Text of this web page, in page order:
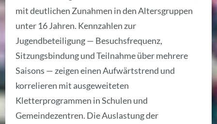
mit deutlichen Zunahmen in den Altersgruppen
unter 16 Jahren. Kennzahlen zur
Jugendbeteiligung — Besuchsfrequenz,
Sitzungsbindung und Teilnahme über mehrere
Saisons — zeigen einen Aufwärtstrend und
korrelieren mit ausgeweiteten
Kletterprogrammen in Schulen und
Gemeindezentren. Die Auslastung der